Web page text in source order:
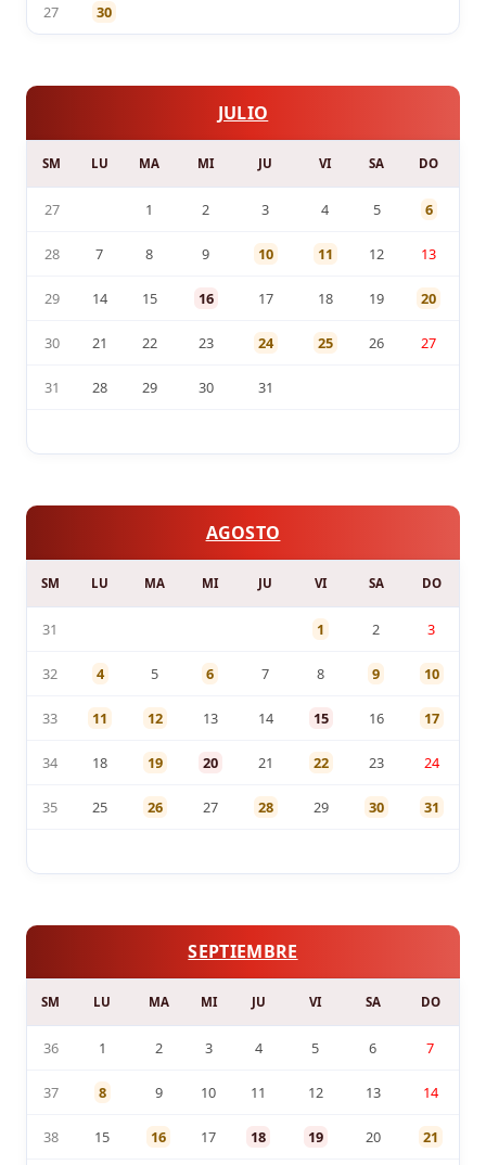
27 30
JULIO
SM LU MA MI JU VI SA DO
27 1 2 3 4 5 6
28 7 8 9 10 11 12 13
29 14 15 16 17 18 19 20
30 21 22 23 24 25 26 27
31 28 29 30 31
AGOSTO
SM LU MA MI JU VI SA DO
31 1 2 3
32 4 5 6 7 8 9 10
33 11 12 13 14 15 16 17
34 18 19 20 21 22 23 24
35 25 26 27 28 29 30 31
SEPTIEMBRE
SM LU MA MI JU VI SA DO
36 1 2 3 4 5 6 7
37 8 9 10 11 12 13 14
38 15 16 17 18 19 20 21